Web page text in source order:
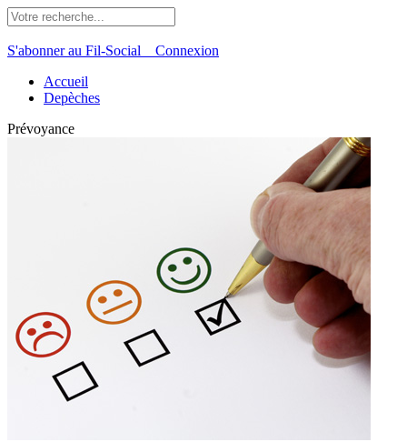
S'abonner au Fil-Social Connexion
Accueil
Depèches
Prévoyance